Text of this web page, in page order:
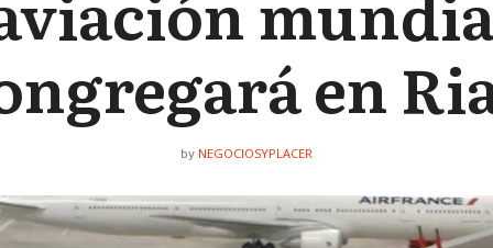
en
by NEGOCIOSYPLACER